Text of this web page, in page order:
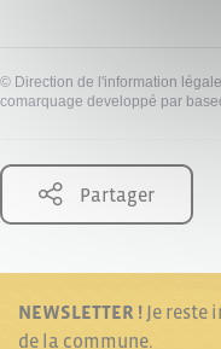
© Direction de l'information
comarquage developpé par
Partager
NEWSLETTER ! Je reste
de la commune.